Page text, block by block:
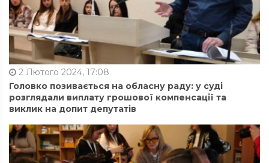
2 Лютого 2024, 17:08
Головко позивається на обласну раду: у суді
розглядали виплату грошової компенсації та
виклик на допит депутатів